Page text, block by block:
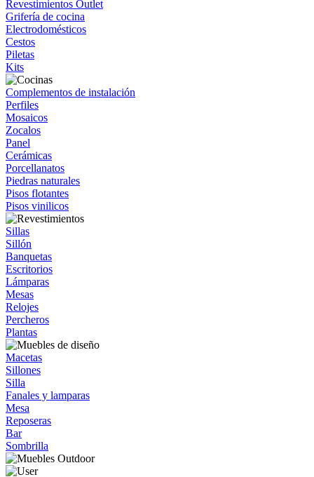
Revestimientos Outlet
Grifería de cocina
Electrodomésticos
Cestos
Piletas
Kits
Complementos de instalación
Perfiles
Mosaicos
Zocalos
Panel
Cerámicas
Porcellanatos
Piedras naturales
Pisos flotantes
Pisos vinilicos
Sillas
Sillón
Banquetas
Escritorios
Lámparas
Mesas
Relojes
Percheros
Plantas
Macetas
Sillones
Silla
Fanales y lamparas
Mesa
Reposeras
Bar
Sombrilla